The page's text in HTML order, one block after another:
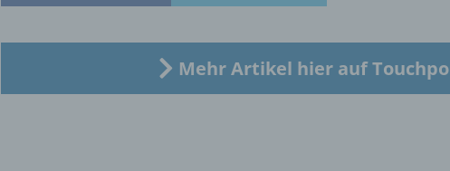
Mehr Artikel hier auf
Zusammenhang mit personenbezogenen Daten wie das Erheben,
Anpassung oder Veränderung, das Auslesen, das Abfragen, die
Verwendung, die Offenlegung durch Übermittlung, Verbreitung
eine andere Form der Bereitstellung, den Abgleich oder die
Verknüpfung, die Einschränkung, das Löschen oder die